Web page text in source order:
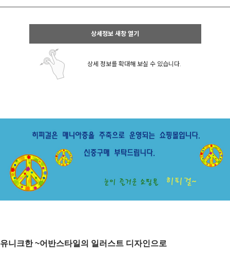
상세정보 새창 열기
상세 정보를 확대해 보실 수 있습니다.
유니크한 ~어반스타일의 일러스트 디자인으로